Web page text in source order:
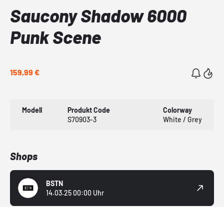
Saucony Shadow 6000
Punk Scene
159,99 €
Modell
Produkt Code
S70903-3
Colorway
White / Grey
Shops
BSTN
14.03.25 00:00 Uhr